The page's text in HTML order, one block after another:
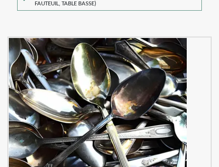
FAUTEUIL, TABLE BASSE)